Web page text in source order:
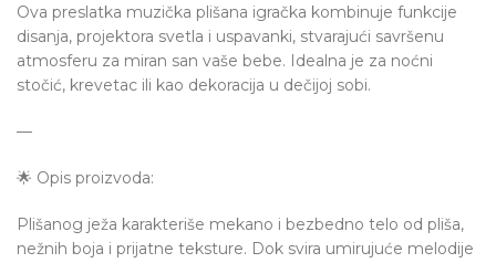
Ova preslatka muzička plišana igračka kombinuje funkcije
disanja, projektora svetla i uspavanki, stvarajući savršenu
atmosferu za miran san vaše bebe. Idealna je za noćni
stočić, krevetac ili kao dekoracija u dečijoj sobi.
—
🌟 Opis proizvoda:
Plišanog ježa karakteriše mekano i bezbedno telo od pliša,
nežnih boja i prijatne teksture. Dok svira umirujuće melodije